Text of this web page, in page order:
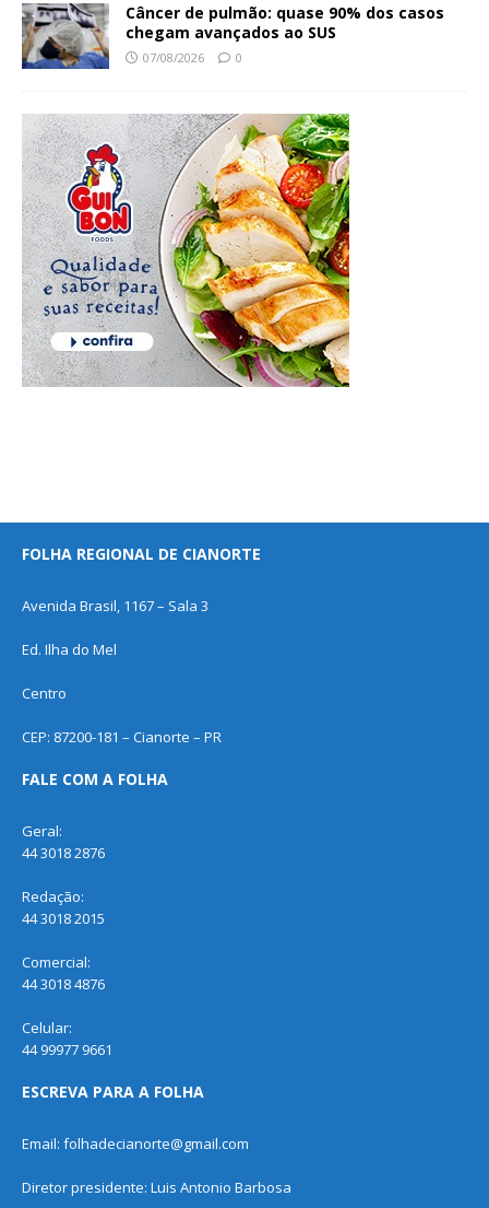
Câncer de pulmão: quase 90% dos casos
chegam avançados ao SUS
07/08/2026 0
FOLHA REGIONAL DE CIANORTE
Avenida Brasil, 1167 – Sala 3
Ed. Ilha do Mel
Centro
CEP: 87200-181 – Cianorte – PR
FALE COM A FOLHA
Geral:
44 3018 2876
Redação:
44 3018 2015
Comercial:
44 3018 4876
Celular:
44 99977 9661
ESCREVA PARA A FOLHA
Email: folhadecianorte@gmail.com
Diretor presidente: Luis Antonio Barbosa